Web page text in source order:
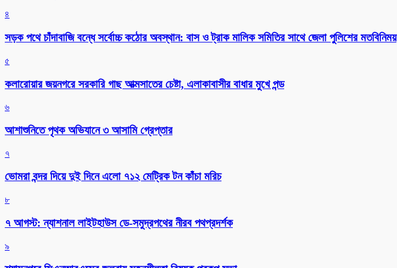
৪
সড়ক পথে চাঁদাবাজি বন্ধে সর্বোচ্চ কঠোর অবস্থান: বাস ও ট্রাক মালিক সমিতির সাথে জেলা পুলিশের মতবিনিময়
৫
কলারোয়ার জয়নগরে সরকারি গাছ আত্মসাতের চেষ্টা, এলাকাবাসীর বাধার মুখে পন্ড
৬
আশাশুনিতে পৃথক অভিযানে ৩ আসামি গ্রেপ্তার
৭
ভোমরা বন্দর দিয়ে দুই দিনে এলো ৭১২ মেট্রিক টন কাঁচা মরিচ
৮
৭ আগস্ট: ন্যাশনাল লাইটহাউস ডে-সমুদ্রপথের নীরব পথপ্রদর্শক
৯